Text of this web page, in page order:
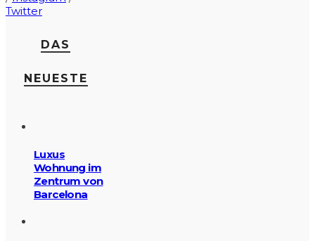
Twitter
DAS
NEUESTE
Luxus
Wohnung im
Zentrum von
Barcelona